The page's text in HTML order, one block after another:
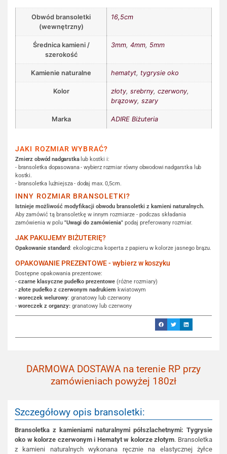
Obwód bransoletki
(wewnętrzny)
16,5cm
Średnica kamieni /
szerokość
3mm, 4mm, 5mm
Kamienie naturalne hematyt, tygrysie oko
Kolor złoty, srebrny, czerwony,
brązowy, szary
Marka ADIRE Biżuteria
JAKI ROZMIAR WYBRAĆ?
Zmierz obwód nadgarstkalub kostki i:
- bransoletka dopasowana - wybierz rozmiar równy obwodowi nadgarstka lub
kostki.
- bransoletka luźniejsza - dodaj max. 0,5cm.
INNY ROZMIAR BRANSOLETKI?
Istnieje możliwość modyfikacji obwodu bransoletki z kamieni naturalnych.
Aby zamówić tą bransoletkę w innym rozmiarze - podczas składania
zamówienia w polu "Uwagi do zamówienia" podaj preferowany rozmiar.
JAK PAKUJEMY BIŻUTERIĘ?
Opakowanie standard: ekologiczna koperta z papieru w kolorze jasnego brązu.
OPAKOWANIE PREZENTOWE - wybierz w koszyku
Dostępne opakowania prezentowe:
- czarne klasyczne pudełko prezentowe (różne rozmiary)
- złote pudełko z czerwonym nadrukiem kwiatowym
- woreczek welurowy: granatowy lub czerwony
- woreczek z organzy: granatowy lub czerwony
DARMOWA DOSTAWA na terenie RP przy
zamówieniach powyżej 180zł
Szczegółowy opis bransoletki:
Bransoletka z kamieniami naturalnymi półszlachetnymi: Tygrysie
oko w kolorze czerwonym i Hematyt w kolorze złotym. Bransoletka
z kamieni naturalnych wykonana ręcznie na elastycznej żyłce